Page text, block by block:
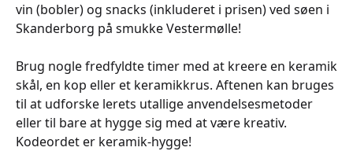
vin (bobler) og snacks (inkluderet i prisen) ved søen i
Skanderborg på smukke Vestermølle!
Brug nogle fredfyldte timer med at kreere en keramik
skål, en kop eller et keramikkrus. Aftenen kan bruges
til at udforske lerets utallige anvendelsesmetoder
eller til bare at hygge sig med at være kreativ.
Kodeordet er keramik-hygge!